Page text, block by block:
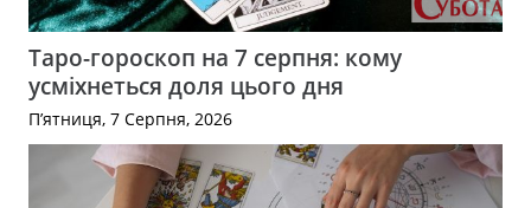
Таро-гороскоп на 7 серпня: кому
усміхнеться доля цього дня
П’ятниця, 7 Серпня, 2026